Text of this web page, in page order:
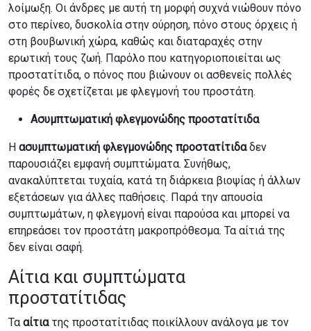
λοίμωξη. Οι άνδρες με αυτή τη μορφή συχνά νιώθουν πόνο
στο περίνεο, δυσκολία στην ούρηση, πόνο στους όρχεις ή
στη βουβωνική χώρα, καθώς και διαταραχές στην
ερωτική τους ζωή. Παρόλο που κατηγοριοποιείται ως
προστατίτιδα, ο πόνος που βιώνουν οι ασθενείς πολλές
φορές δε σχετίζεται με φλεγμονή του προστάτη.
Ασυμπτωματική φλεγμονώδης προστατίτιδα
Η ασυμπτωματική φλεγμονώδης προστατίτιδαδεν
παρουσιάζει εμφανή συμπτώματα. Συνήθως,
ανακαλύπτεται τυχαία, κατά τη διάρκεια βιοψίας ή άλλων
εξετάσεων για άλλες παθήσεις. Παρά την απουσία
συμπτωμάτων, η φλεγμονή είναι παρούσα και μπορεί να
επηρεάσει τον προστάτη μακροπρόθεσμα. Τα αίτιά της
δεν είναι σαφή.
Αίτια και συμπτώματα
προστατίτιδας
Τα αίτιατης προστατίτιδας ποικίλλουν ανάλογα με τον